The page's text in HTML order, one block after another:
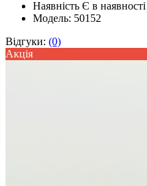
Наявність Є в наявності
Модель: 50152
Відгуки: (0)
Акцiя